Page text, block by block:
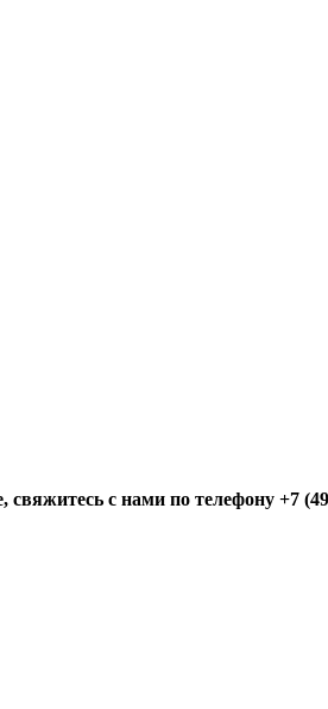
с нами по телефону +7